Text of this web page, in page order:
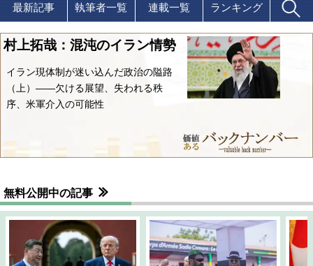
最新記事 執筆者一覧 連載一覧 ランキング
村上拓哉：混沌のイラン情勢
イラン現体制が迷い込んだ政治の隘路
（上）――欠ける展望、失われる秩
序、米軍介入の可能性
無料公開中の記事